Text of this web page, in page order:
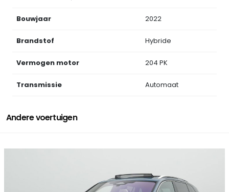
Bouwjaar 2022
Brandstof Hybride
Vermogen motor 204 PK
Transmissie Automaat
Andere voertuigen